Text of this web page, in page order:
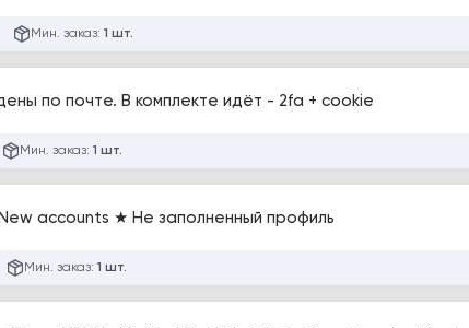
Мин. заказ: 1 шт.
по почте. В комплекте идёт - 2fa + cookie
Мин. заказ: 1 шт.
accounts ★ Не заполненный профиль
Мин. заказ: 1 шт.